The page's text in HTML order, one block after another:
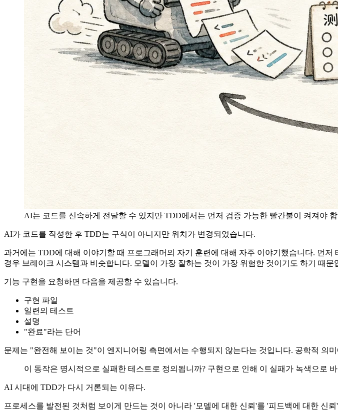
AI는 코드를 신속하게 전달할 수 있지만 TDD에서는 먼저 검증 가능한 빨간불이 켜져야
AI가 코드를 작성한 후 TDD는 구식이 아니지만 위치가 변경되었습니다.
과거에는 TDD에 대해 이야기할 때 프로그래머의 자기 훈련에 대해 자주 이야기했습니다. 먼
경우 브레이크 시스템과 비슷합니다. 모델이 가장 잘하는 것이 가장 위험한 것이기도 하기 때
기능 구현을 요청하면 다음을 제공할 수 있습니다.
구현 파일
일련의 테스트
설명
"완료"라는 단어
문제는 "완전해 보이는 것"이 엔지니어링 측면에서는 수행되지 않는다는 것입니다. 공학적 의
이 동작은 명시적으로 실패한 테스트로 정의됩니까? 구현으로 인해 이 실패가 녹색으로
AI 시대에 TDD가 다시 거론되는 이유다.
프로세스를 발전된 것처럼 보이게 만드는 것이 아니라 '모델에 대한 신뢰'를 '피드백에 대한 신